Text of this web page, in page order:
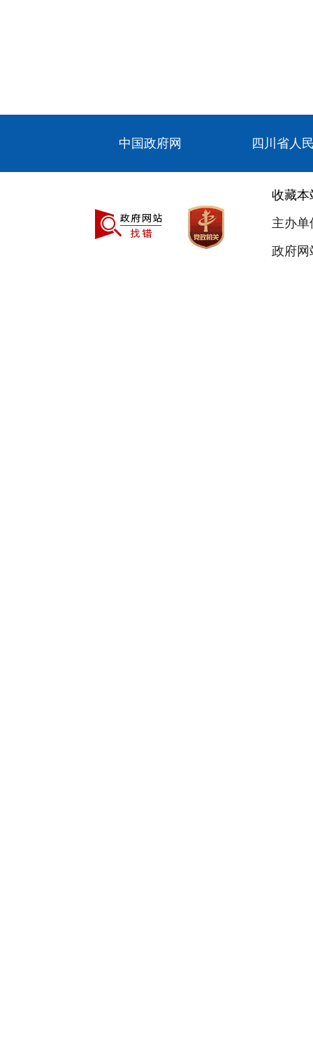
中国政府网 四川省人
收藏本
主办
政府网